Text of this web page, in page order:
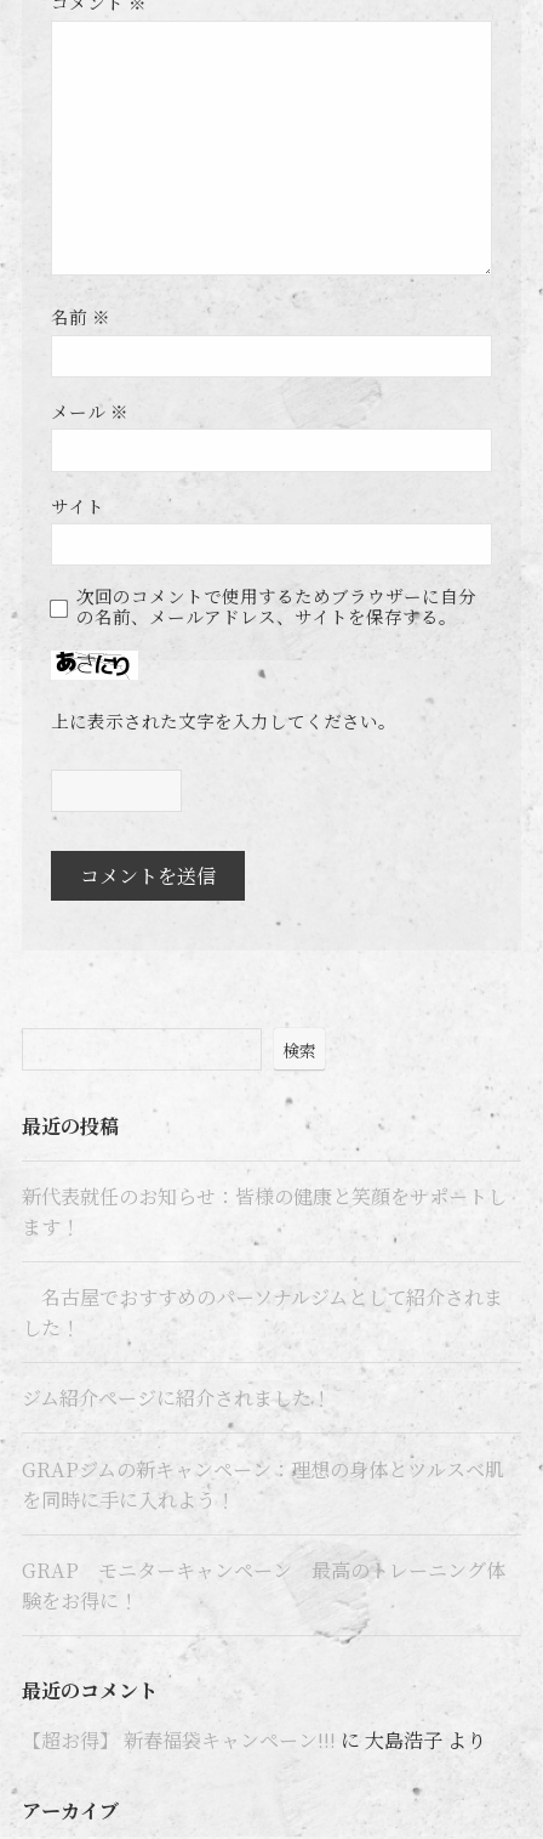
名前 ※
メール ※
サイト
次回のコメントで使用するためブラウザーに自分
の名前、メールアドレス、サイトを保存する。
上に表示された文字を入力してください。
検索
最近の投稿
新代表就任のお知らせ：皆様の健康と笑顔をサポートし
ます！
名古屋でおすすめのパーソナルジムとして紹介されま
した！
ジム紹介ページに紹介されました！
GRAPジムの新キャンペーン：理想の身体とツルスベ肌
を同時に手に入れよう！
GRAP モニターキャンペーン 最高のトレーニング体
験をお得に！
最近のコメント
【超お得】 新春福袋キャンペーン!!! に 大島浩子より
アーカイブ